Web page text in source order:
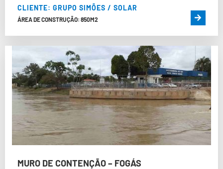
CLIENTE: GRUPO SIMÕES / SOLAR
ÁREA DE CONSTRUÇÃO: 850M2
MURO DE CONTENÇÃO – FOGÁS